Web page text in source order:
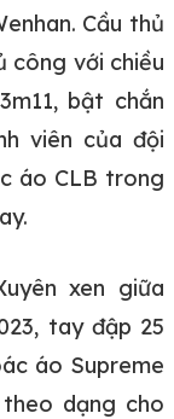
Cầu thủ
công với chiều
bật chắn
viên của đội
áo CLB trong
xen giữa
tay đập 25
áo Supreme
dạng cho